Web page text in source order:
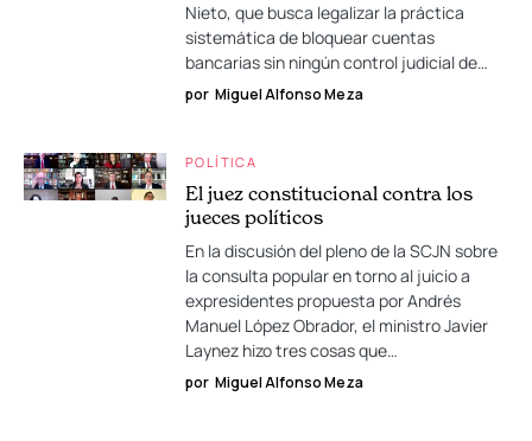
Nieto, que busca legalizar la práctica
sistemática de bloquear cuentas
bancarias sin ningún control judicial de…
por Miguel Alfonso Meza
POLÍTICA
El juez constitucional contra los
jueces políticos
En la discusión del pleno de la SCJN sobre
la consulta popular en torno al juicio a
expresidentes propuesta por Andrés
Manuel López Obrador, el ministro Javier
Laynez hizo tres cosas que…
por Miguel Alfonso Meza